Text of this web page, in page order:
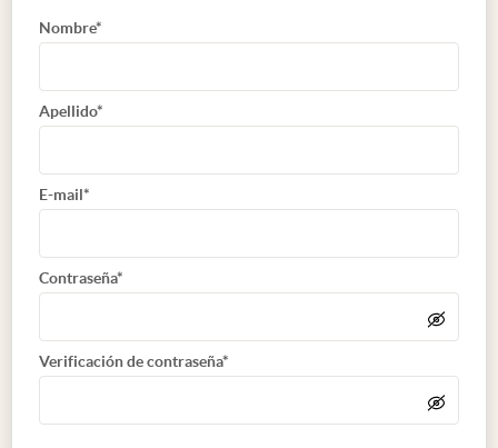
Nombre*
Apellido*
E-mail*
Contraseña*
Verificación de contraseña*